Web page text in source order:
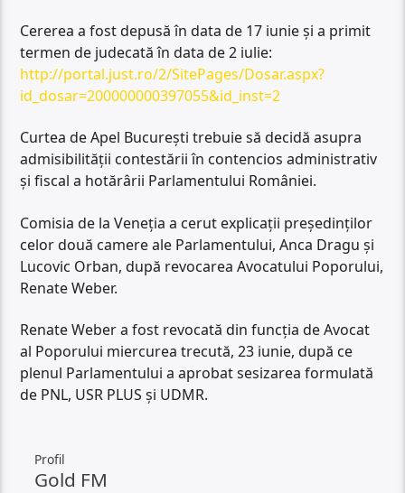
Cererea a fost depusă în data de 17 iunie și a primit
termen de judecată în data de 2 iulie:
http://portal.just.ro/2/SitePages/Dosar.aspx?
id_dosar=200000000397055&id_inst=2
Curtea de Apel București trebuie să decidă asupra
admisibilității contestării în contencios administrativ
și fiscal a hotărârii Parlamentului României.
Comisia de la Veneţia a cerut explicaţii preşedinţilor
celor două camere ale Parlamentului, Anca Dragu şi
Lucovic Orban, după revocarea Avocatului Poporului,
Renate Weber.
Renate Weber a fost revocată din funcția de Avocat
al Poporului miercurea trecută, 23 iunie, după ce
plenul Parlamentului a aprobat sesizarea formulată
de PNL, USR PLUS și UDMR.
Profil
Gold FM